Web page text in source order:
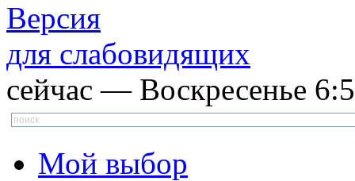
Версия
для слабовидящих
сейчас — Воскресенье
Мой выбор